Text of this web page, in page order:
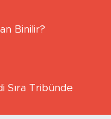
Binilir?
Sıra Tribünde